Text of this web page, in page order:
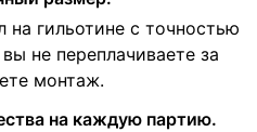
гильотине с точностью
не переплачиваете за
монтаж.
на каждую партию.